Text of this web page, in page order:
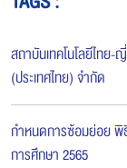
สถาบันเทคโนโลยีไท
(ประเทศไทย) จำกัด
กำหนดการซ้อมย่อย พิ
การศึกษา 2565